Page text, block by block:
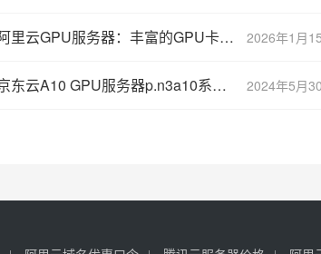
2026年1月
阿里云GPU服务器：丰富的GPU卡，快速部署ai大模型
2024年5月
京东云A10 GPU服务器p.n3a10系列性能详解